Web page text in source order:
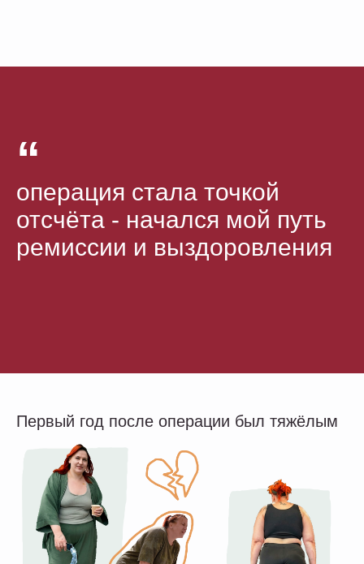
“
операция стала точкой
отсчёта - начался мой путь
ремиссии и выздоровления
Первый год после операции был тяжёлым